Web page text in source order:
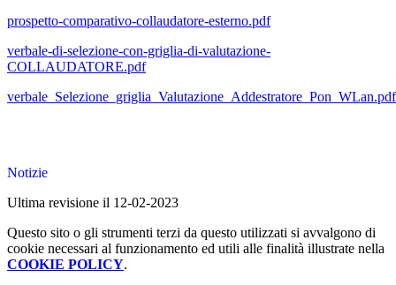
prospetto-comparativo-collaudatore-esterno.pdf
verbale-di-selezione-con-griglia-di-valutazione-
COLLAUDATORE.pdf
verbale_Selezione_griglia_Valutazione_Addestratore_Pon_WLan.pdf
Notizie
Ultima revisione il 12-02-2023
Questo sito o gli strumenti terzi da questo utilizzati si avvalgono di
cookie necessari al funzionamento ed utili alle finalità illustrate nella
COOKIE POLICY.